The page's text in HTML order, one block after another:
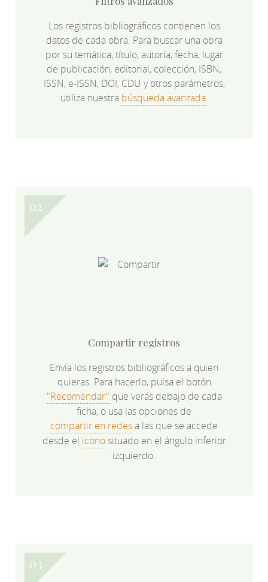
Los registros bibliográficos contienen los
datos de cada obra. Para buscar una obra
por su temática, título, autoría, fecha, lugar
de publicación, editorial, colección, ISBN,
ISSN, e-ISSN, DOI, CDU y otros parámetros,
utiliza nuestra búsqueda avanzada.
Compartir registros
Envía los registros bibliográficos a quien
quieras. Para hacerlo, pulsa el botón
"Recomendar" que verás debajo de cada
ficha, o usa las opciones de
compartir en redesa las que se accede
desde el iconosituado en el ángulo inferior
izquierdo.